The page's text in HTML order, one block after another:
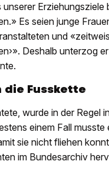
Erziehungsziele
Es seien junge
und
Deshalb unterzog
die Fusskette
wurde in der Regel
einem Fall musste
sie nicht fliehen
im Bundesarchiv